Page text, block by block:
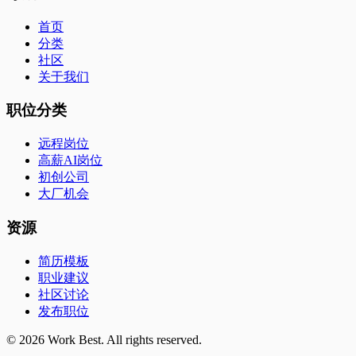
首页
分类
社区
关于我们
职位分类
远程岗位
高薪AI岗位
初创公司
大厂机会
资源
简历模板
职业建议
社区讨论
发布职位
© 2026 Work Best. All rights reserved.